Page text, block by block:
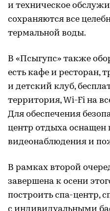
и техническое
сохраняются все
термальной воды.
В «Псыгупс» также
есть кафе и ресторан,
и детский клуб,
территория, Wi-Fi на
Для обеспечения
центр отдыха
видеонаблюдения и
В рамках второй
завершена к осени
построить спа-центр,
с индивидуальными